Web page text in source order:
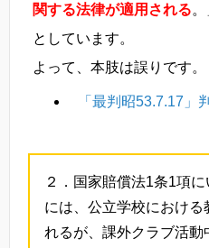
関する法律が適用される。
としています。
よって、本肢は誤りです。
「最判昭53.7.17」
２．国家賠償法1条1項に
には、公立学校における
れるが、課外クラブ活動